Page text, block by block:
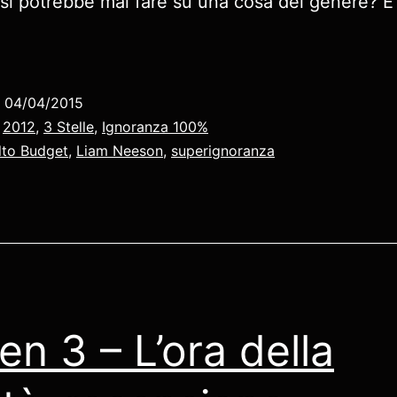
04/04/2015
2012, 3 Stelle, Ignoranza 100%
Budget, Liam Neeson, superignoranza
3 – L’ora della